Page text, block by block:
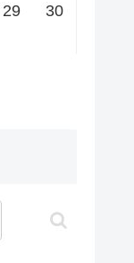
29
30